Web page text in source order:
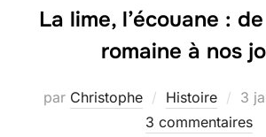
La lime, l’écouane :
romaine à nos
par Christophe Histoire
le
3
3 commentaires